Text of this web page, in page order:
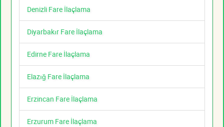
Denizli Fare İlaçlama
Diyarbakır Fare İlaçlama
Edirne Fare İlaçlama
Elazığ Fare İlaçlama
Erzincan Fare İlaçlama
Erzurum Fare İlaçlama